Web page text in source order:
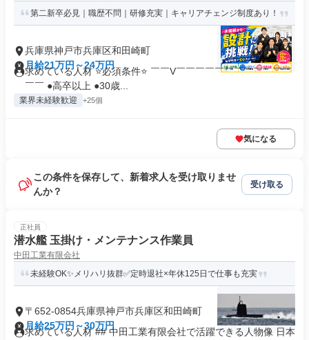
第二新卒必見｜職歴不問｜研修充実｜キャリアチェンジ制度あり！
兵庫県神戸市兵庫区和田崎町
月給21万円～24万円
求めている人材 ⭐必須条件⭐ ￣￣V￣￣￣￣￣￣￣￣￣￣￣￣
￣￣ ●高卒以上 ●30歳...
業界未経験歓迎 +25個
気になる
この条件を保存して、新着求人を受け取りませ
んか？
受け取る
正社員
潜水艦 玉掛け・メンテナンス作業員
中田工業有限会社
未経験OK✨メリハリ抜群✅定時退社×年休125日で仕事も充実
〒652-0854兵庫県神戸市兵庫区和田崎町
月給25万円～30万円
求めている人材 ## 中田工業有限会社で活躍できる人物像 日本